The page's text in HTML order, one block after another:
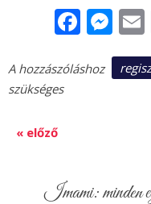
A hozzászóláshoz
szükséges
« előző
Imami: minden